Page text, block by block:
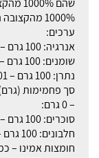
1000% מהקצובה היומית המומלצת לגברים בגילאי 25-50
ערכים:
אנרגיה: 100 גרם – 319 קק”ל. מנה אישית 6.2 גרם – 19 קק”ל.
שומנים: 100 גרם – 0 גרם. מנה אישית 6.2 גרם – 0 גרם.
נתרן: 100 גרם – 101 מ"ג. מנה אישית 6.2 גרם – 6 מ"ג.
– 0 גרם:
סוכרים: 100 גרם – 0 גרם. מנה אישית 6.2 גרם – 0 גרם.
חלבונים: 100 גרם – 79.7 גרם. מנה אישית 6.2 גרם – 4.8 גרם.
חומצות אמינו –